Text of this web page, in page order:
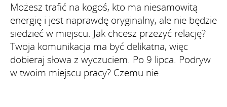
Możesz trafić na kogoś, kto ma niesamowitą
energię i jest naprawdę oryginalny, ale nie będzie
siedzieć w miejscu. Jak chcesz przeżyć relację?
Twoja komunikacja ma być delikatna, więc
dobieraj słowa z wyczuciem. Po 9 lipca. Podryw
w twoim miejscu pracy? Czemu nie.